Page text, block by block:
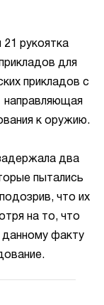
рукоятка
для
прикладов с
направляющая
к оружию.
два
пытались
что их
на то, что
данному факту